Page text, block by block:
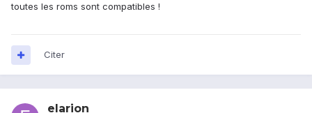
toutes les roms sont compatibles !
Citer
elarion